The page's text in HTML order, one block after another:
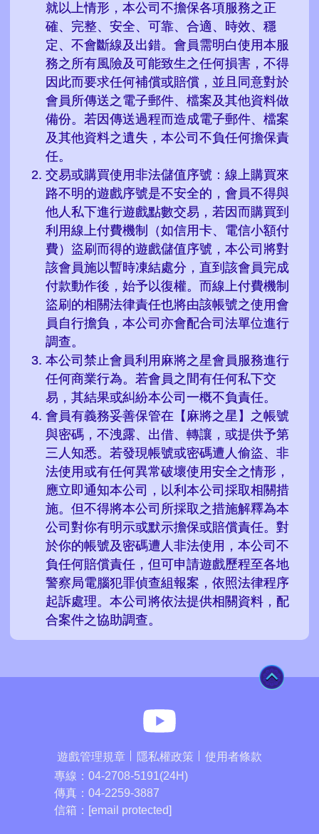
就以上情形，本公司不擔保各項服務之正
確、完整、安全、可靠、合適、時效、穩
定、不會斷線及出錯。會員需明白使用本服
務之所有風險及可能致生之任何損害，不得
因此而要求任何補償或賠償，並且同意對於
會員所傳送之電子郵件、檔案及其他資料做
備份。若因傳送過程而造成電子郵件、檔案
及其他資料之遺失，本公司不負任何擔保責
任。
交易或購買使用非法儲值序號：線上購買來
路不明的遊戲序號是不安全的，會員不得與
他人私下進行遊戲點數交易，若因而購買到
利用線上付費機制（如信用卡、電信小額付
費）盜刷而得的遊戲儲值序號，本公司將對
該會員施以暫時凍結處分，直到該會員完成
付款動作後，始予以復權。而線上付費機制
盜刷的相關法律責任也將由該帳號之使用會
員自行擔負，本公司亦會配合司法單位進行
調查。
本公司禁止會員利用麻將之星會員服務進行
任何商業行為。若會員之間有任何私下交
易，其結果或糾紛本公司一概不負責任。
會員有義務妥善保管在【麻將之星】之帳號
與密碼，不洩露、出借、轉讓，或提供予第
三人知悉。若發現帳號或密碼遭人偷盜、非
法使用或有任何異常破壞使用安全之情形，
應立即通知本公司，以利本公司採取相關措
施。但不得將本公司所採取之措施解釋為本
公司對你有明示或默示擔保或賠償責任。對
於你的帳號及密碼遭人非法使用，本公司不
負任何賠償責任，但可申請遊戲歷程至各地
警察局電腦犯罪偵查組報案，依照法律程序
起訴處理。本公司將依法提供相關資料，配
合案件之協助調查。
TOP
麻將之星
遊戲管理規章 隱私權政策
使用者條款
專線：04-2708-5191(24H)
傳真：04-2259-3887
信箱： [email protected]